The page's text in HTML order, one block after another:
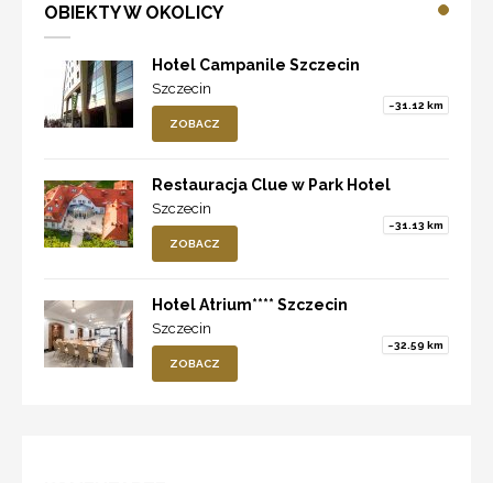
OBIEKTY W OKOLICY
Hotel Campanile Szczecin
Szczecin
~31.12 km
ZOBACZ
Restauracja Clue w Park Hotel
Szczecin
~31.13 km
ZOBACZ
Hotel Atrium**** Szczecin
Szczecin
~32.59 km
ZOBACZ